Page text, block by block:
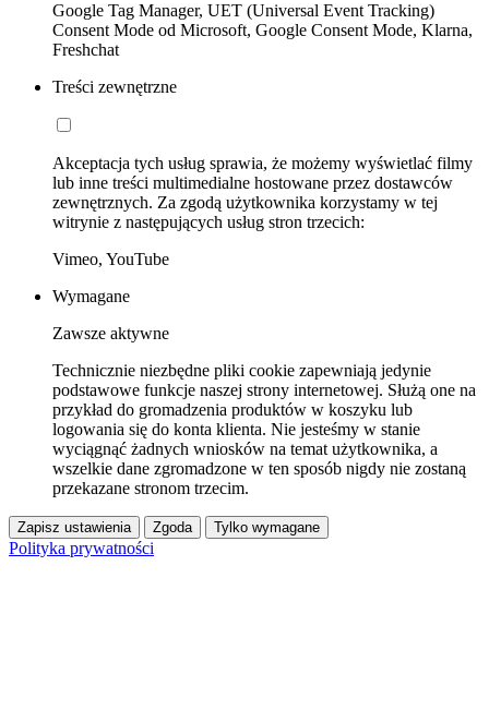
Google Tag Manager, UET (Universal Event Tracking)
Consent Mode od Microsoft, Google Consent Mode, Klarna,
Freshchat
Treści zewnętrzne
Akceptacja tych usług sprawia, że możemy wyświetlać filmy
lub inne treści multimedialne hostowane przez dostawców
zewnętrznych. Za zgodą użytkownika korzystamy w tej
witrynie z następujących usług stron trzecich:
Vimeo, YouTube
Wymagane
Zawsze aktywne
Technicznie niezbędne pliki cookie zapewniają jedynie
podstawowe funkcje naszej strony internetowej. Służą one na
przykład do gromadzenia produktów w koszyku lub
logowania się do konta klienta. Nie jesteśmy w stanie
wyciągnąć żadnych wniosków na temat użytkownika, a
wszelkie dane zgromadzone w ten sposób nigdy nie zostaną
przekazane stronom trzecim.
Zapisz ustawienia Zgoda Tylko wymagane
Polityka prywatności